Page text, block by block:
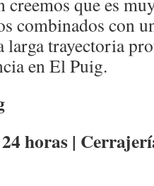
combinados con
larga trayectoria
en El Puig.
horas |